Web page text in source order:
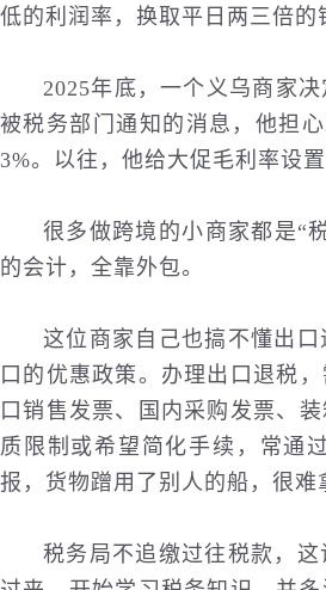
低的利润率，换取平日两三倍的
2025年底，一个义乌商家
被税务部门通知的消息，他担
3%。以往，他给大促毛利率设
很多做跨境的小商家都是“
的会计，全靠外包。
这位商家自己也搞不懂出
口的优惠政策。办理出口退税
口销售发票、
国内采购发票、
质限制或希望简化手续，常通
报，货物蹭用了别人的船，很难
税务局不追缴过往税款，